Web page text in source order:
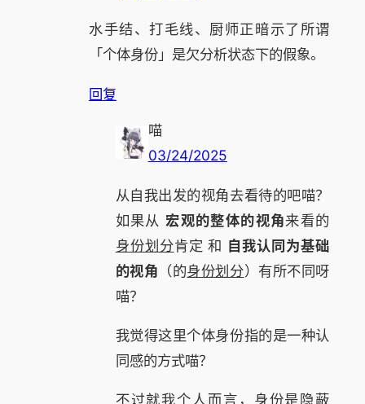
水手结、打毛线、厨师正暗示了所谓
「个体身份」是欠分析状态下的假象。
回复
喵
03/24/2025
从自我出发的视角去看待的吧喵？
如果从 宏观的整体的视角来看的
身份划分肯定 和 自我认同为基础
的视角 （的身份划分）有所不同呀
喵？
我觉得这里个体身份指的是一种认
同感的方式喵？
不过就我个人而言，身份是隐蔽